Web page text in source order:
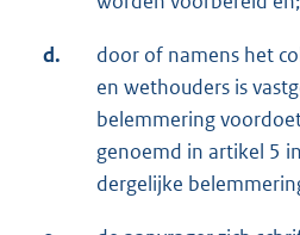
d.
door of namens het
en wethouders is
belemmering
genoemd in artikel 5
dergelijke